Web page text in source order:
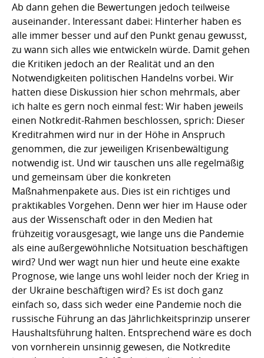
Ab dann gehen die Bewertungen jedoch teilweise
auseinander. Interessant dabei: Hinterher haben es
alle immer besser und auf den Punkt genau gewusst,
zu wann sich alles wie entwickeln würde. Damit gehen
die Kritiken jedoch an der Realität und an den
Notwendigkeiten politischen Handelns vorbei. Wir
hatten diese Diskussion hier schon mehrmals, aber
ich halte es gern noch einmal fest: Wir haben jeweils
einen Notkredit-Rahmen beschlossen, sprich: Dieser
Kreditrahmen wird nur in der Höhe in Anspruch
genommen, die zur jeweiligen Krisenbewältigung
notwendig ist. Und wir tauschen uns alle regelmäßig
und gemeinsam über die konkreten
Maßnahmenpakete aus. Dies ist ein richtiges und
praktikables Vorgehen. Denn wer hier im Hause oder
aus der Wissenschaft oder in den Medien hat
frühzeitig vorausgesagt, wie lange uns die Pandemie
als eine außergewöhnliche Notsituation beschäftigen
wird? Und wer wagt nun hier und heute eine exakte
Prognose, wie lange uns wohl leider noch der Krieg in
der Ukraine beschäftigen wird? Es ist doch ganz
einfach so, dass sich weder eine Pandemie noch die
russische Führung an das Jährlichkeitsprinzip unserer
Haushaltsführung halten. Entsprechend wäre es doch
von vornherein unsinnig gewesen, die Notkredite